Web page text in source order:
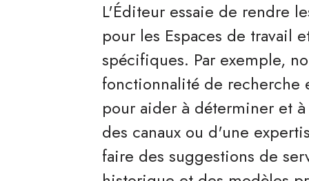
L'Éditeur essaie de rendre
pour les Espaces de travail
spécifiques. Par exemple,
fonctionnalité de recherche
pour aider à déterminer et
des canaux ou d'une
faire des suggestions de